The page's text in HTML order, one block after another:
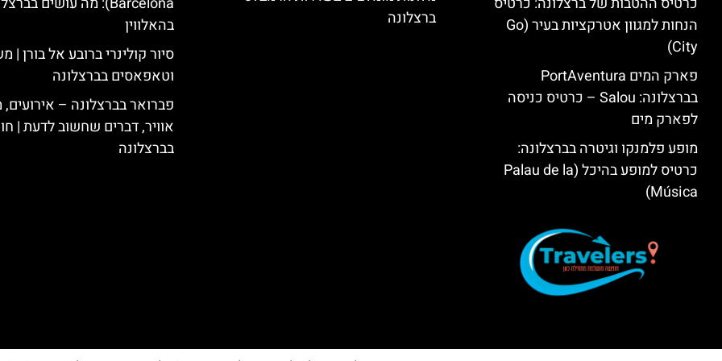
הנחות למגוון אטרקציות בעיר (Go
City)
פארק המים PortAventura
בברצלונה: Salou – כרטיס כניסה
לפארק מים
מופע פלמנקו וגיטרה בברצלונה:
כרטיס למופע בהיכל (Palau de la
Música)
ברצלונה
בהאלווין
סיור קולינרי ברובע אל בורן |
וטאפאסים בברצלונה
פברואר בברצלונה – אירועים,
אוויר, דברים שחשוב לדעת |
בברצלונה